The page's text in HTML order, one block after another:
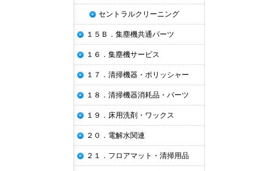
セントラルクリーニング
１５Ｂ．集塵機共通パーツ
１６．集塵機サービス
１７．清掃機器・ポリッシャー
１８．清掃機器消耗品・パーツ
１９．床用洗剤・ワックス
２０．電解水関連
２１．フロアマット・清掃用品